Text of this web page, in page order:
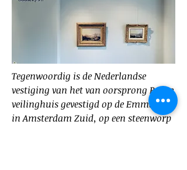
Tegenwoordig is de Nederlandse
vestiging van het van oorsprong Britse
veilinghuis gevestigd op de Emmalaan
in Amsterdam Zuid, op een steenworp